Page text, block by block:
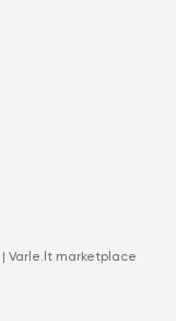
Varle.lt marketplace